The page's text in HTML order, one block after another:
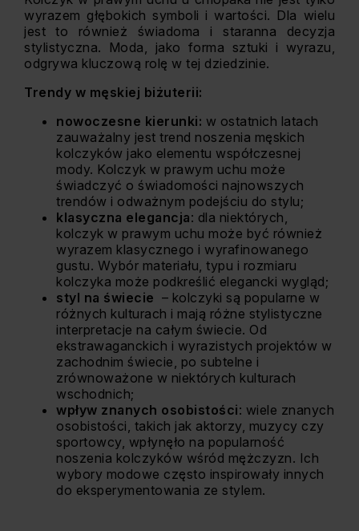
wyrazem głębokich symboli i wartości. Dla wielu
jest to również świadoma i staranna decyzja
stylistyczna. Moda, jako forma sztuki i wyrazu,
odgrywa kluczową rolę w tej dziedzinie.
Trendy w męskiej biżuterii:
nowoczesne kierunki: w ostatnich latach
zauważalny jest trend noszenia męskich
kolczyków jako elementu współczesnej
mody. Kolczyk w prawym uchu może
świadczyć o świadomości najnowszych
trendów i odważnym podejściu do stylu;
klasyczna elegancja: dla niektórych,
kolczyk w prawym uchu może być również
wyrazem klasycznego i wyrafinowanego
gustu. Wybór materiału, typu i rozmiaru
kolczyka może podkreślić elegancki wygląd;
styl na świecie – kolczyki są popularne w
różnych kulturach i mają różne stylistyczne
interpretacje na całym świecie. Od
ekstrawaganckich i wyrazistych projektów w
zachodnim świecie, po subtelne i
zrównoważone w niektórych kulturach
wschodnich;
wpływ znanych osobistości: wiele znanych
osobistości, takich jak aktorzy, muzycy czy
sportowcy, wpłynęło na popularność
noszenia kolczyków wśród mężczyzn. Ich
wybory modowe często inspirowały innych
do eksperymentowania ze stylem.